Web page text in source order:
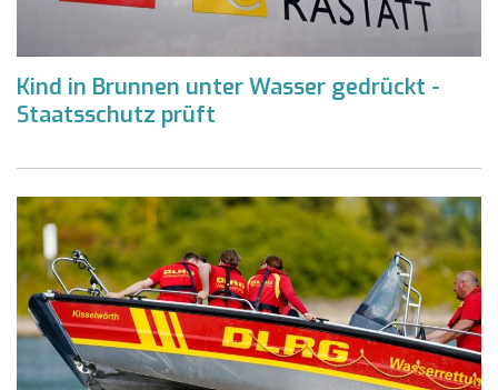
Kind in Brunnen unter Wasser gedrückt -
Staatsschutz prüft